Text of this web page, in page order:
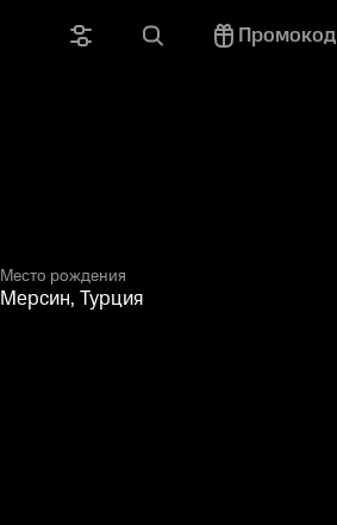
Промокод
Место рождения
Мерсин, Турция